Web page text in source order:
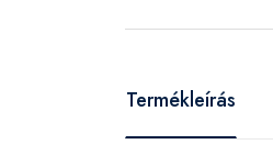
Termékleírás